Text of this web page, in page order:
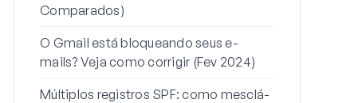
Comparados)
O Gmail está bloqueando seus e-
mails? Veja como corrigir (Fev 2024)
Múltiplos registros SPF: como mesclá-